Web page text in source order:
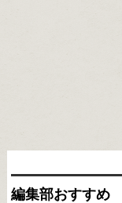
編集部おすすめ